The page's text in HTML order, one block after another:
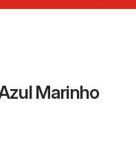
Marinho